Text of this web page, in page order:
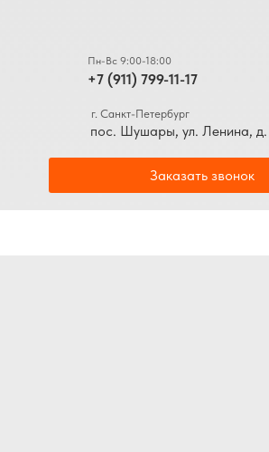
+7 (911) 799-11-17
Пн-Вс 9:00-18:00
Заказать звонок
пос. Шушары, ул. Ленина,
г. Санкт-Петербург